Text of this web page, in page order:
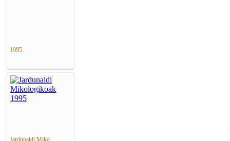
1995
Jardunaldi Miko...